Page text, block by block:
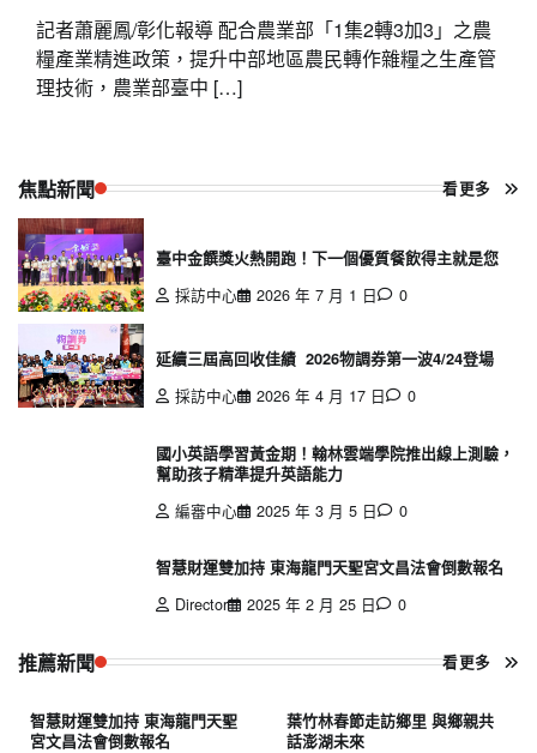
記者蕭麗鳳/彰化報導 配合農業部「1集2轉3加3」之農
糧產業精進政策，提升中部地區農民轉作雜糧之生產管
理技術，農業部臺中 […]
焦點新聞 看更多
臺中金饌獎火熱開跑！下一個優質餐飲得主就是您
採訪中心
2026 年 7 月 1 日 0
延續三屆高回收佳績 2026物調券第一波4/24登場
採訪中心
2026 年 4 月 17 日 0
國小英語學習黃金期！翰林雲端學院推出線上測驗，
幫助孩子精準提升英語能力
編審中心
2025 年 3 月 5 日 0
智慧財運雙加持 東海龍門天聖宮文昌法會倒數報名
Director
2025 年 2 月 25 日 0
推薦新聞 看更多
智慧財運雙加持 東海龍門天聖
宮文昌法會倒數報名
葉竹林春節走訪鄉里 與鄉親共
話澎湖未來